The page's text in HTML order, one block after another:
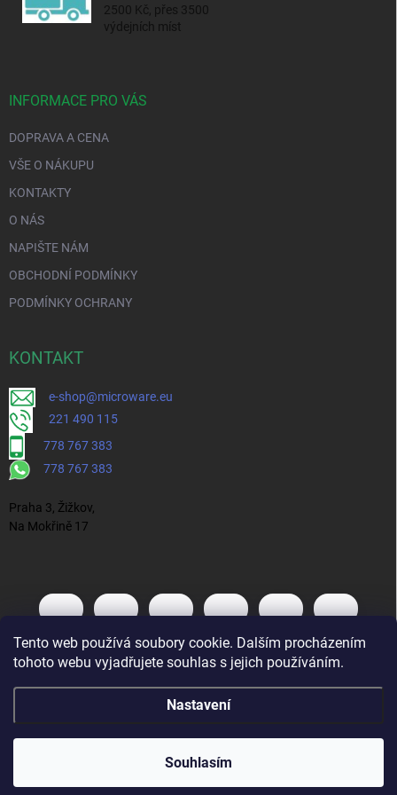
Tento web používá soubory cookie. Dalším procházením
tohoto webu vyjadřujete souhlas s jejich používáním.
Nastavení
Souhlasím
2500 Kč, přes 3500
výdejních míst
INFORMACE PRO VÁS
DOPRAVA A CENA
VŠE O NÁKUPU
KONTAKTY
O NÁS
NAPIŠTE NÁM
OBCHODNÍ PODMÍNKY
PODMÍNKY OCHRANY
KONTAKT
e-shop@microware.eu
221 490 115
778 767 383
778 767 383
Praha 3, Žižkov,
Na Mokřině 17